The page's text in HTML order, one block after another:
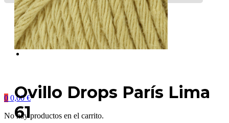
0 0,00€
No hay productos en el carrito.
Ovillo Drops París Lima
61